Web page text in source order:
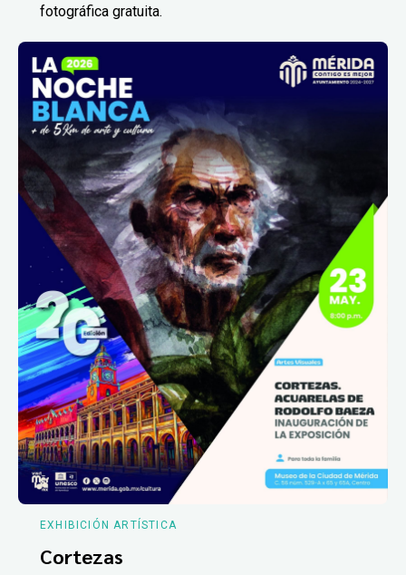
fotográfica gratuita.
EXHIBICIÓN ARTÍSTICA
Cortezas